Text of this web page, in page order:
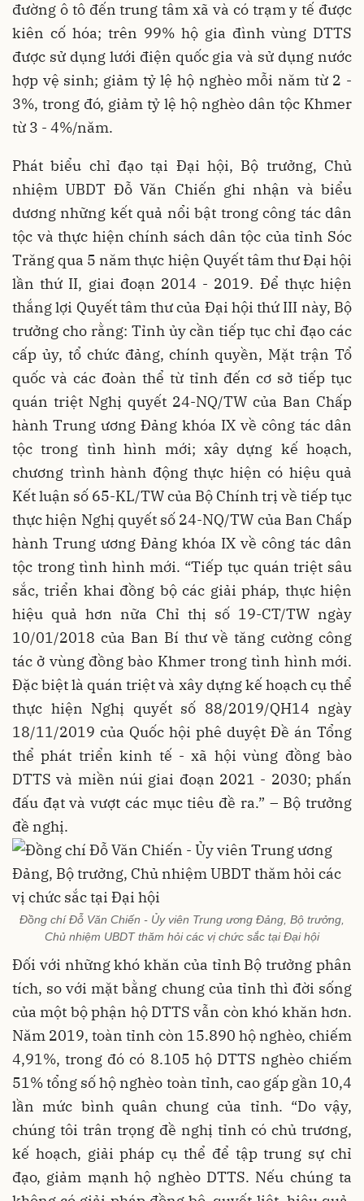
đường ô tô đến trung tâm xã và có trạm y tế được
kiên cố hóa; trên 99% hộ gia đình vùng DTTS
được sử dụng lưới điện quốc gia và sử dụng nước
hợp vệ sinh; giảm tỷ lệ hộ nghèo mỗi năm từ 2 -
3%, trong đó, giảm tỷ lệ hộ nghèo dân tộc Khmer
từ 3 - 4%/năm.
Phát biểu chỉ đạo tại Đại hội, Bộ trưởng, Chủ
nhiệm UBDT Đỗ Văn Chiến ghi nhận và biểu
dương những kết quả nổi bật trong công tác dân
tộc và thực hiện chính sách dân tộc của tỉnh Sóc
Trăng qua 5 năm thực hiện Quyết tâm thư Đại hội
lần thứ II, giai đoạn 2014 - 2019. Để thực hiện
thắng lợi Quyết tâm thư của Đại hội thứ III này, Bộ
trưởng cho rằng: Tỉnh ủy cần tiếp tục chỉ đạo các
cấp ủy, tổ chức đảng, chính quyền, Mặt trận Tổ
quốc và các đoàn thể từ tỉnh đến cơ sở tiếp tục
quán triệt Nghị quyết 24-NQ/TW của Ban Chấp
hành Trung ương Đảng khóa IX về công tác dân
tộc trong tình hình mới; xây dựng kế hoạch,
chương trình hành động thực hiện có hiệu quả
Kết luận số 65-KL/TW của Bộ Chính trị về tiếp tục
thực hiện Nghị quyết số 24-NQ/TW của Ban Chấp
hành Trung ương Đảng khóa IX về công tác dân
tộc trong tình hình mới. “Tiếp tục quán triệt sâu
sắc, triển khai đồng bộ các giải pháp, thực hiện
hiệu quả hơn nữa Chỉ thị số 19-CT/TW ngày
10/01/2018 của Ban Bí thư về tăng cường công
tác ở vùng đồng bào Khmer trong tình hình mới.
Đặc biệt là quán triệt và xây dựng kế hoạch cụ thể
thực hiện Nghị quyết số 88/2019/QH14 ngày
18/11/2019 của Quốc hội phê duyệt Đề án Tổng
thể phát triển kinh tế - xã hội vùng đồng bào
DTTS và miền núi giai đoạn 2021 - 2030; phấn
đấu đạt và vượt các mục tiêu đề ra.” – Bộ trưởng
đề nghị.
Đồng chí Đỗ Văn Chiến - Ủy viên Trung ương Đảng, Bộ trưởng,
Chủ nhiệm UBDT thăm hỏi các vị chức sắc tại Đại hội
Đối với những khó khăn của tỉnh Bộ trưởng phân
tích, so với mặt bằng chung của tỉnh thì đời sống
của một bộ phận hộ DTTS vẫn còn khó khăn hơn.
Năm 2019, toàn tỉnh còn 15.890 hộ nghèo, chiếm
4,91%, trong đó có 8.105 hộ DTTS nghèo chiếm
51% tổng số hộ nghèo toàn tỉnh, cao gấp gần 10,4
lần mức bình quân chung của tỉnh. “Do vậy,
chúng tôi trân trọng đề nghị tỉnh có chủ trương,
kế hoạch, giải pháp cụ thể để tập trung sự chỉ
đạo, giảm mạnh hộ nghèo DTTS. Nếu chúng ta